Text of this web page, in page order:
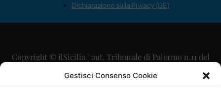
Gestisci Consenso Cookie
Dichiarazione sulla Privacy (UE)
Copyright © ilSicilia | aut. Tribunale di Palermo n.11 del
29/09/2015